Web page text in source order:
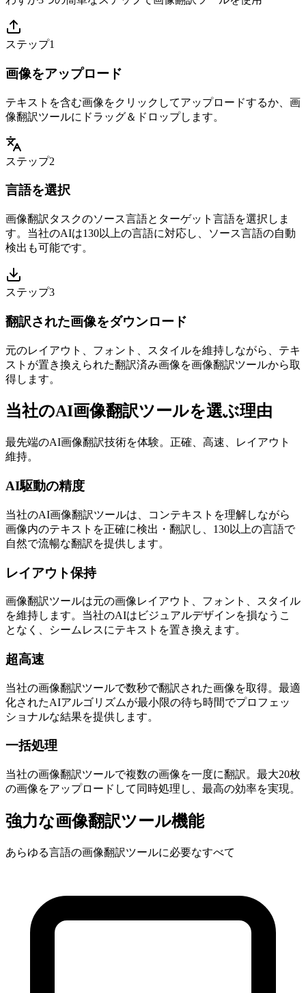
ステップ1
画像をアップロード
テキストを含む画像をクリックしてアップロードするか、画
像翻訳ツールにドラッグ＆ドロップします。
ステップ2
言語を選択
画像翻訳タスクのソース言語とターゲット言語を選択しま
す。当社のAIは130以上の言語に対応し、ソース言語の自動
検出も可能です。
ステップ3
翻訳された画像をダウンロード
元のレイアウト、フォント、スタイルを維持しながら、テキ
ストが置き換えられた翻訳済み画像を画像翻訳ツールから取
得します。
当社のAI画像翻訳ツールを選ぶ理由
最先端のAI画像翻訳技術を体験。正確、高速、レイアウト
維持。
AI駆動の精度
当社のAI画像翻訳ツールは、コンテキストを理解しながら
画像内のテキストを正確に検出・翻訳し、130以上の言語で
自然で流暢な翻訳を提供します。
レイアウト保持
画像翻訳ツールは元の画像レイアウト、フォント、スタイル
を維持します。当社のAIはビジュアルデザインを損なうこ
となく、シームレスにテキストを置き換えます。
超高速
当社の画像翻訳ツールで数秒で翻訳された画像を取得。最適
化されたAIアルゴリズムが最小限の待ち時間でプロフェッ
ショナルな結果を提供します。
一括処理
当社の画像翻訳ツールで複数の画像を一度に翻訳。最大20枚
の画像をアップロードして同時処理し、最高の効率を実現。
強力な画像翻訳ツール機能
あらゆる言語の画像翻訳ツールに必要なすべて